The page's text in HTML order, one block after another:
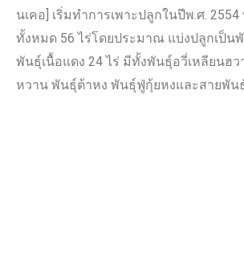
นเคอ] เริ่มทำการเพาะปลูกในปีพ.ศ.
ทั้งหมด 56 ไร่โดยประมาณ แบ่งปลูกเป็น
พันธุ์เนื้อแดง 24 ไร่ มีทั้งพันธุ์อวี่เหลียนฮ
หวาน พันธุ์ต้าหง พันธุ์ฟู่กุ้ยหงและสายพัน